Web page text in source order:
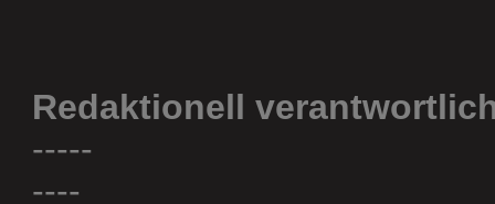
Redaktionell
-----
----